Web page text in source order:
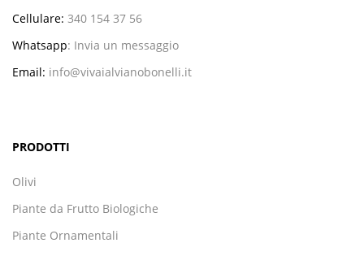
Cellulare: 340 154 37 56
Whatsapp: Invia un messaggio
Email: info@vivaialvianobonelli.it
PRODOTTI
Olivi
Piante da Frutto Biologiche
Piante Ornamentali